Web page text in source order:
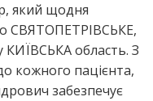
який щодня
СВЯТОПЕТРІВСЬКЕ,
область. З
кожного пацієнта,
забезпечує